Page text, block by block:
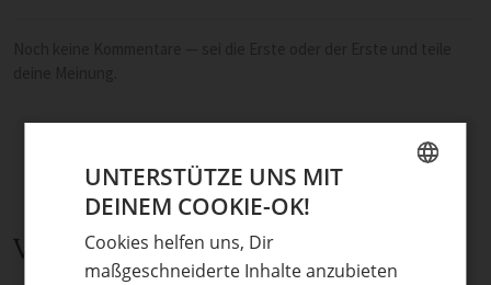
Verwandte Themen
UNTERSTÜTZE UNS MIT
DEINEM COOKIE-OK!
Cookies helfen uns, Dir
maßgeschneiderte Inhalte anzubieten